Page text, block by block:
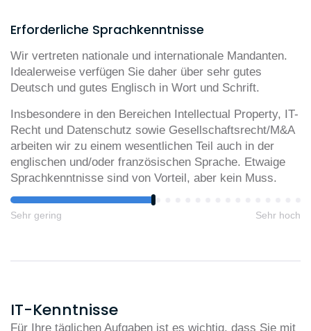
Erforderliche Sprachkenntnisse
Wir vertreten nationale und internationale Mandanten.
Idealerweise verfügen Sie daher über sehr gutes
Deutsch und gutes Englisch in Wort und Schrift.
Insbesondere in den Bereichen Intellectual Property, IT-
Recht und Datenschutz sowie Gesellschaftsrecht/M&A
arbeiten wir zu einem wesentlichen Teil auch in der
englischen und/oder französischen Sprache. Etwaige
Sprachkenntnisse sind von Vorteil, aber kein Muss.
Sehr gering Sehr hoch
IT-Kenntnisse
Für Ihre täglichen Aufgaben ist es wichtig, dass Sie mit